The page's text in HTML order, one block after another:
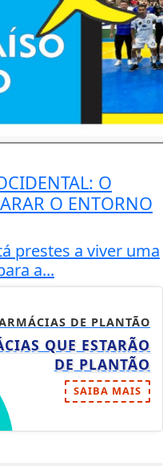
O
O ENTORNO
prestes a viver uma
a...
DE PLANTÃO
QUE ESTARÃO
DE PLANTÃO
SAIBA MAIS